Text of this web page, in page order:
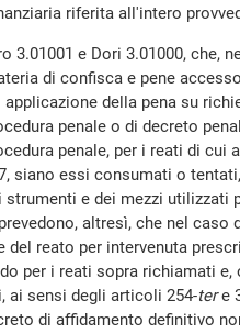
riferita all'intero
e Dori 3.01000, che,
di confisca e pene
applicazione della pena su
penale o di decreto
penale, per i reati di cui
siano essi consumati o
strumenti e dei mezzi utilizzati
altresì, che nel
del reato per intervenuta
per i reati sopra richiamati
ai sensi degli articoli 254-tere
di affidamento definitivo